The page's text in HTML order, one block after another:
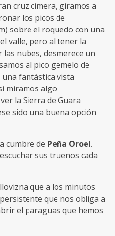
cruz cimera, giramos a
los picos de
sobre el roquedo con una
valle, pero al tener la
nubes, desmerece un
al pico gemelo de
una fantástica vista
miramos algo
la Sierra de Guara
sido una buena opción
cumbre de Peña Oroel,
sus truenos cada
que a los minutos
que nos obliga a
el paraguas que hemos